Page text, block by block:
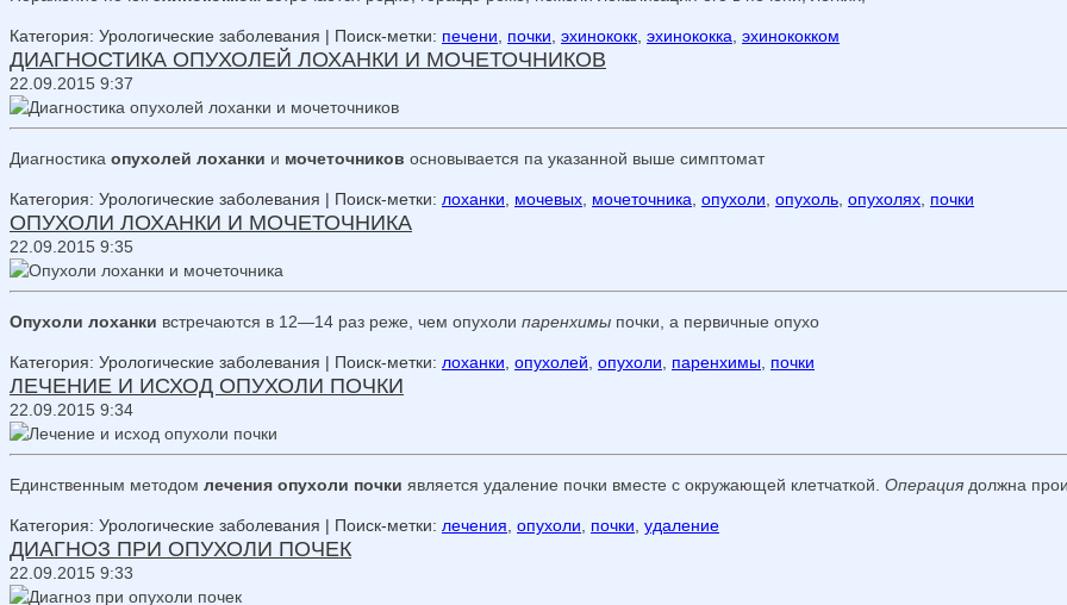
Категория: Урологические заболевания | Поиск-метки: печени почки эхинококк эхинококка эхинококком
ДИАГНОСТИКА ОПУХОЛЕЙ ЛОХАНКИ И МОЧЕТОЧНИКОВ
22.09.2015 9:37
Диагностика опухолей лоханки и мочеточников основывается па указанной выше симптомат
Категория: Урологические заболевания | Поиск-метки: лоханки мочевых мочеточника опухоли опухоль опухолях почки
ОПУХОЛИ ЛОХАНКИ И МОЧЕТОЧНИКА
22.09.2015 9:35
Опухоли лоханки встречаются в 12—14 раз реже, чем опухоли паренхимы почки, а первичные опухо
Категория: Урологические заболевания | Поиск-метки: лоханки опухолей опухоли паренхимы почки
ЛЕЧЕНИЕ И ИСХОД ОПУХОЛИ ПОЧКИ
22.09.2015 9:34
Единственным методом лечения опухоли почки является удаление почки вместе с окружающей клетчаткой. Операция должна
Категория: Урологические заболевания | Поиск-метки: лечения опухоли почки удаление
ДИАГНОЗ ПРИ ОПУХОЛИ ПОЧЕК
22.09.2015 9:33